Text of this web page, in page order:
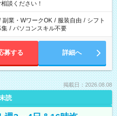
談ください！
副業・WワークOK / 服装自由 / シフト
集 / パソコンスキル不要
募する 詳細へ
掲載日：2026.08.08
読